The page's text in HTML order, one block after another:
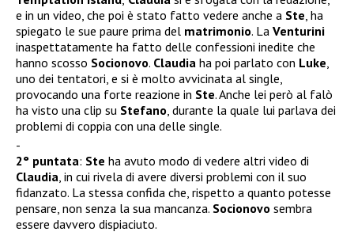
e in un video, che poi è stato fatto vedere anche a Ste, ha
spiegato le sue paure prima del matrimonio. La Venturini
inaspettatamente ha fatto delle confessioni inedite che
hanno scosso Socionovo. Claudia ha poi parlato con Luke,
uno dei tentatori, e si è molto avvicinata al single,
provocando una forte reazione in Ste. Anche lei però al falò
ha visto una clip su Stefano, durante la quale lui parlava dei
problemi di coppia con una delle single.
2° puntata: Ste ha avuto modo di vedere altri video di
Claudia, in cui rivela di avere diversi problemi con il suo
fidanzato. La stessa confida che, rispetto a quanto potesse
pensare, non senza la sua mancanza. Socionovo sembra
essere davvero dispiaciuto.